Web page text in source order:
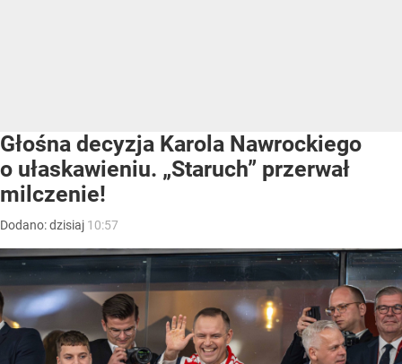
Głośna decyzja Karola Nawrockiego
o ułaskawieniu. „Staruch” przerwał
milczenie!
Dodano:dzisiaj 10:57